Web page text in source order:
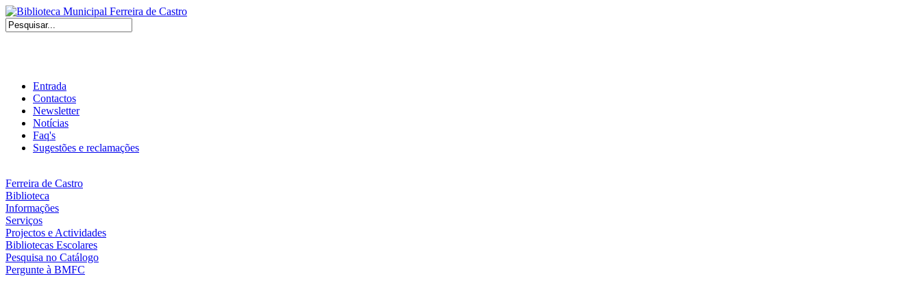
Entrada
Contactos
Newsletter
Notícias
Faq's
Sugestões e reclamações
Ferreira de Castro
Biblioteca
Informações
Serviços
Projectos e Actividades
Bibliotecas Escolares
Pesquisa no Catálogo
Pergunte à BMFC